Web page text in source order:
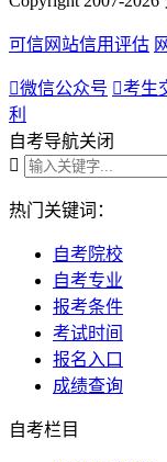
可信网站信用评估
微信公众号 考生
利
自考导航关闭

热门关键词：
自考院校
自考专业
报考条件
考试时间
报名入口
成绩查询
自考栏目